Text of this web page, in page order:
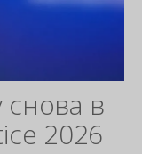
в
2026